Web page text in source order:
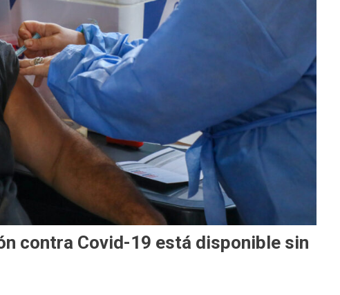
contra Covid-19 está disponible sin